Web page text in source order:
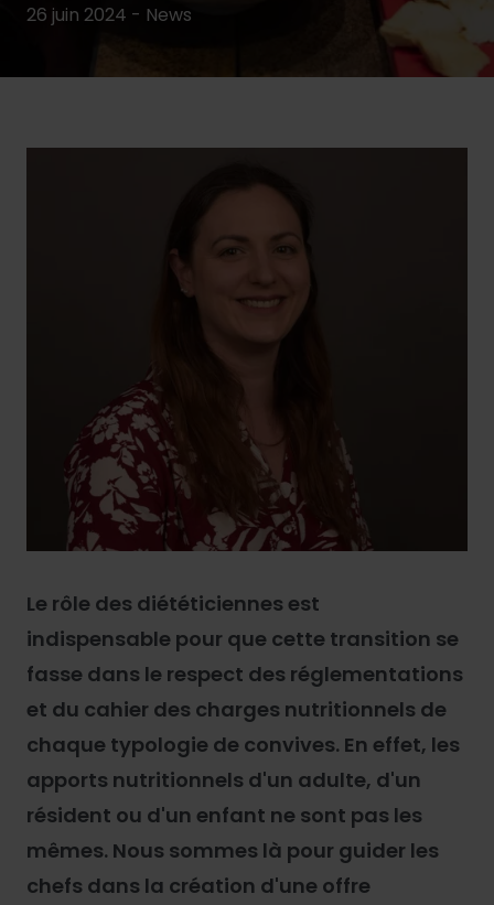
26 juin 2024 - News
Le rôle des diététiciennes est
indispensable pour que cette transition se
fasse dans le respect des réglementations
et du cahier des charges nutritionnels de
chaque typologie de convives. En effet, les
apports nutritionnels d'un adulte, d'un
résident ou d'un enfant ne sont pas les
mêmes. Nous sommes là pour guider les
chefs dans la création d'une offre